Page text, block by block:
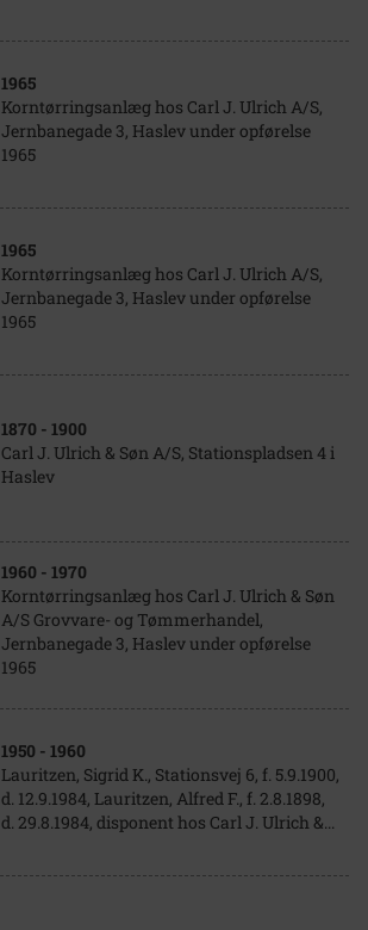
1965
Korntørringsanlæg hos Carl J. Ulrich A/S,
Jernbanegade 3, Haslev under opførelse
1965
1965
Korntørringsanlæg hos Carl J. Ulrich A/S,
Jernbanegade 3, Haslev under opførelse
1965
1870 - 1900
Carl J. Ulrich & Søn A/S, Stationspladsen 4 i
Haslev
1960 - 1970
Korntørringsanlæg hos Carl J. Ulrich & Søn
A/S Grovvare- og Tømmerhandel,
Jernbanegade 3, Haslev under opførelse
1965
1950 - 1960
Lauritzen, Sigrid K., Stationsvej 6, f. 5.9.1900,
d. 12.9.1984, Lauritzen, Alfred F., f. 2.8.1898,
d. 29.8.1984, disponent hos Carl J. Ulrich &...